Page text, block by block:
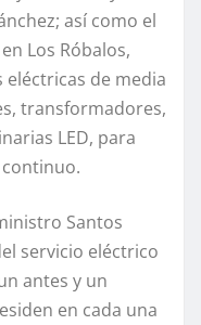
así como el
Los Róbalos,
de media
transformadores,
LED, para
Santos
servicio eléctrico
antes y un
en cada una